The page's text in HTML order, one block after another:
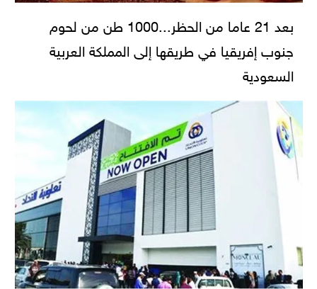
بعد 21 عاما من الحظر...1000 طن من لحوم
جنوب إفريقيا في طريقها إلى المملكة العربية
السعودية